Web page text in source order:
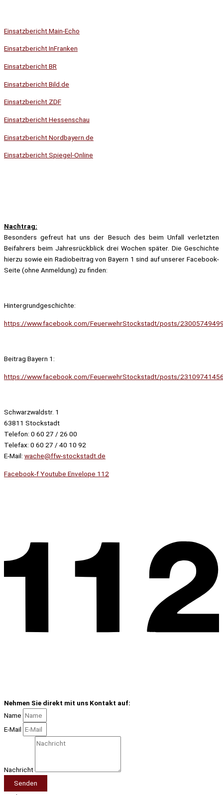
Einsatzbericht Main-Echo
Einsatzbericht InFranken
Einsatzbericht BR
Einsatzbericht Bild.de
Einsatzbericht ZDF
Einsatzbericht Hessenschau
Einsatzbericht Nordbayern.de
Einsatzbericht Spiegel-Online
Nachtrag:
Besonders gefreut hat uns der Besuch des beim Unfall verletzten
Beifahrers beim Jahresrückblick drei Wochen später. Die Geschichte
hierzu sowie ein Radiobeitrag von Bayern 1 sind auf unserer Facebook-
Seite (ohne Anmeldung) zu finden:
Hintergrundgeschichte:
https://www.facebook.com/FeuerwehrStockstadt/posts/
Beitrag Bayern 1:
https://www.facebook.com/FeuerwehrStockstadt/posts/
Schwarzwaldstr. 1
63811 Stockstadt
Telefon: 0 60 27 / 26 00
Telefax: 0 60 27 / 40 10 92
E-Mail: wache@ffw-stockstadt.de
Facebook-fYoutube Envelope 112
Nehmen Sie direkt mit uns Kontakt auf:
Name
E-Mail
Nachricht
Senden